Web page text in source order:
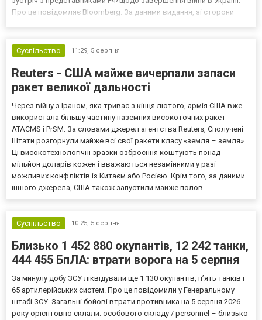
Про це повідомляє Bloomberg. За даними видання, зі сторони
Суспільство
11:29, 5 серпня
Reuters - США майже вичерпали запаси
ракет великої дальності
Через війну з Іраном, яка триває з кінця лютого, армія США вже
використала більшу частину наземних високоточних ракет
ATACMS і PrSM. За словами джерел агентства Reuters, Сполучені
Штати розгорнули майже всі свої ракети класу «земля – земля».
Ці високотехнологічні зразки озброєння коштують понад
мільйон доларів кожен і вважаються незамінними у разі
можливих конфліктів із Китаєм або Росією. Крім того, за даними
іншого джерела, США також запустили майже полов...
Суспільство 10:25, 5 серпня
Близько 1 452 880 окупантів, 12 242 танки,
444 455 БпЛА: втрати ворога на 5 серпня
За минулу добу ЗСУ ліквідували ще 1 130 окупантів, пʼять танків і
65 артилерійських систем. Про це повідомили у Генеральному
штабі ЗСУ. Загальні бойові втрати противника на 5 серпня 2026
року орієнтовно склали: особового складу / personnel – близько